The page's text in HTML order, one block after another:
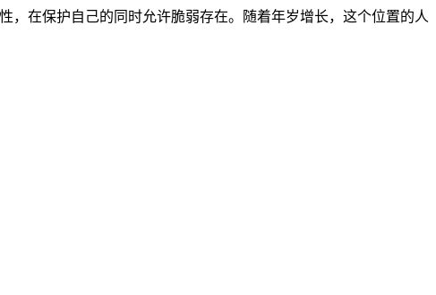
，在保护自己的同时允许脆弱存在。随着年岁增长，这个位置的人